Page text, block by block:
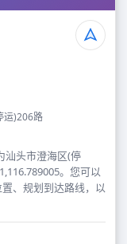
运)206路
汕头市澄海区(停
。您可以
、规划到达路线，以